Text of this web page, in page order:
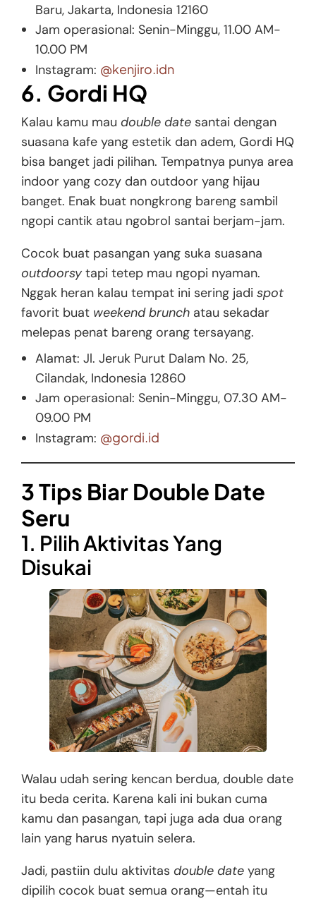
Baru, Jakarta, Indonesia 12160
Jam operasional: Senin-Minggu, 11.00 AM-
10.00 PM
Instagram: @kenjiro.idn
6. Gordi HQ
Kalau kamu mau double date santai dengan
suasana kafe yang estetik dan adem, Gordi HQ
bisa banget jadi pilihan. Tempatnya punya area
indoor yang cozy dan outdoor yang hijau
banget. Enak buat nongkrong bareng sambil
ngopi cantik atau ngobrol santai berjam-jam.
Cocok buat pasangan yang suka suasana
outdoorsytapi tetep mau ngopi nyaman.
Nggak heran kalau tempat ini sering jadi spot
favorit buat weekend brunch atau sekadar
melepas penat bareng orang tersayang.
Alamat: Jl. Jeruk Purut Dalam No. 25,
Cilandak, Indonesia 12860
Jam operasional: Senin-Minggu, 07.30 AM-
09.00 PM
Instagram: @gordi.id
3 Tips Biar Double Date
Seru
1. Pilih Aktivitas Yang
Disukai
Walau udah sering kencan berdua, double date
itu beda cerita. Karena kali ini bukan cuma
kamu dan pasangan, tapi juga ada dua orang
lain yang harus nyatuin selera.
Jadi, pastiin dulu aktivitas double date yang
dipilih cocok buat semua orang—entah itu